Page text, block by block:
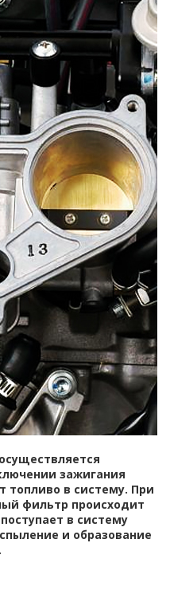
зажигания
топливо в систему. При
фильтр происходит
в систему
и образование